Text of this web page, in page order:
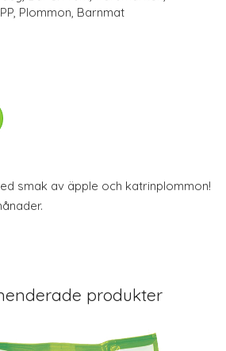
, Plommon, Barnmat
smak av äpple och katrinplommon!
produkter